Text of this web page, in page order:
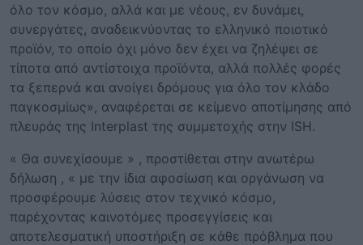
όλο τον κόσμο, αλλά και με νέους, εν δυνάμει,
συνεργάτες, αναδεικνύοντας το ελληνικό ποιοτικό
προϊόν, το οποίο όχι μόνο δεν έχει να ζηλέψει σε
τίποτα από αντίστοιχα προϊόντα, αλλά πολλές φορές
τα ξεπερνά και ανοίγει δρόμους για όλο τον κλάδο
παγκοσμίως», αναφέρεται σε κείμενο αποτίμησης από
πλευράς της Interplast της συμμετοχής στην ISH.
« Θα συνεχίσουμε » , προστίθεται στην ανωτέρω
δήλωση , « με την ίδια αφοσίωση και οργάνωση να
προσφέρουμε λύσεις στον τεχνικό κόσμο,
παρέχοντας καινοτόμες προσεγγίσεις και
αποτελεσματική υποστήριξη σε κάθε πρόβλημα που